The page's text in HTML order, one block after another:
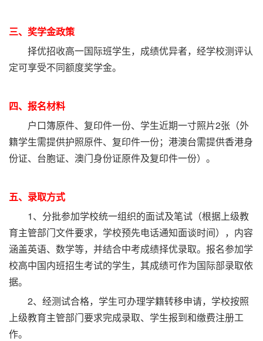
三、奖学金政策
择优招收高一国际班学生，成绩优异者，经学校测评认
定可享受不同额度奖学金。
四、报名材料
户口簿原件、复印件一份、学生近期一寸照片2张（外
籍学生需提供护照原件、复印件一份；港澳台需提供香港身
份证、台胞证、澳门身份证原件及复印件一份）。
五、录取方式
1、分批参加学校统一组织的面试及笔试（根据上级教
育主管部门文件要求，学校预先电话通知面谈时间），内容
涵盖英语、数学等，并结合中考成绩择优录取。报名参加学
校高中国内班招生考试的学生，其成绩可作为国际部录取依
据。
2、经测试合格，学生可办理学籍转移申请，学校按照
上级教育主管部门要求完成录取、学生报到和缴费注册工
作。